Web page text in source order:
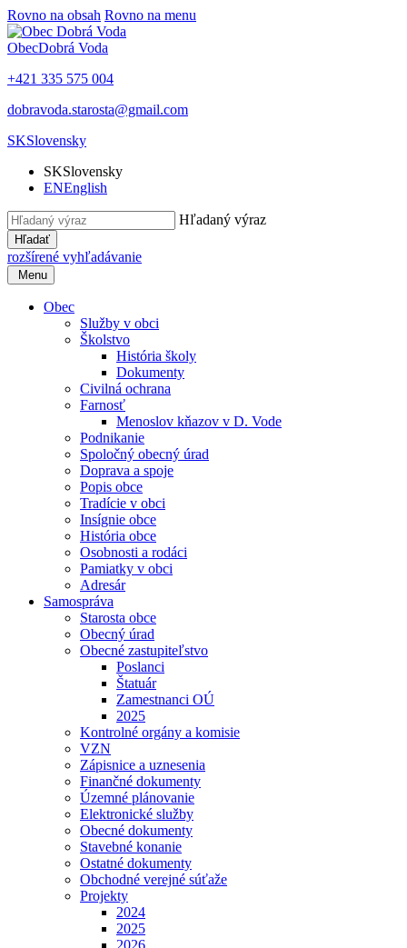
Rovno na obsah Rovno na menu
ObecDobrá Voda
+421 335 575 004
dobravoda.starosta@gmail.com
SKSlovensky
SKSlovensky
ENEnglish
Hľadaný výraz
Hľadať
rozšírené vyhľadávanie
Menu
Obec
Služby v obci
Školstvo
História školy
Dokumenty
Civilná ochrana
Farnosť
Menoslov kňazov v D. Vode
Podnikanie
Spoločný obecný úrad
Doprava a spoje
Popis obce
Tradície v obci
Insígnie obce
História obce
Osobnosti a rodáci
Pamiatky v obci
Adresár
Samospráva
Starosta obce
Obecný úrad
Obecné zastupiteľstvo
Poslanci
Štatuár
Zamestnanci OÚ
2025
Kontrolné orgány a komisie
VZN
Zápisnice a uznesenia
Finančné dokumenty
Územné plánovanie
Elektronické služby
Obecné dokumenty
Stavebné konanie
Ostatné dokumenty
Obchodné verejné súťaže
Projekty
2024
2025
2026